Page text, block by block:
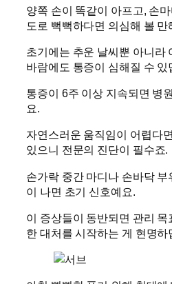
양쪽 손이 똑같이 아프고, 손
도로 뻑뻑하다면 의심해 볼 만
초기에는 추운 날씨뿐 아니라
바람에도 통증이 심해질 수 있
통증이 6주 이상 지속되면 병
요.
자연스러운 움직임이 어렵다
있으니 전문의 진단이 필수죠.
손가락 중간 마디나 손바닥
이 나면 초기 신호예요.
이 증상들이 동반되면 관리
한 대처를 시작하는 게 현명하